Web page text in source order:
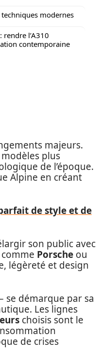
modernes
l’A310
contemporaine
majeurs.
plus
de l’époque.
Alpine en créant
de style et de
son public avec
Porsche ou
légèreté et design
se démarque par sa
Les lignes
choisis sont le
de crises